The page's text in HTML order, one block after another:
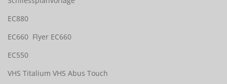
EC880
EC660 Flyer EC660
EC550
VHS Titalium VHS Abus Touch